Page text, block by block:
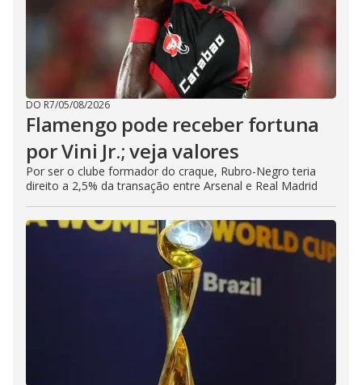
DO R7/05/08/2026
Flamengo pode receber fortuna
por Vini Jr.; veja valores
Por ser o clube formador do craque, Rubro-Negro teria
direito a 2,5% da transação entre Arsenal e Real Madrid